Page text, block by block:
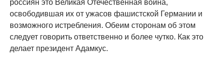
россиян это Великая Отечественная война,
освободившая их от ужасов фашистской Германии и
возможного истребления. Обеим сторонам об этом
следует говорить ответственно и более чутко. Как это
делает президент Адамкус.